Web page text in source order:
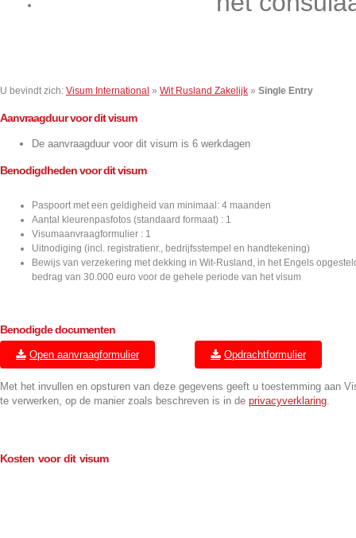
U bevindt zich: Visum International » Wit Rusland Zakelijk » Single Entry
Aanvraagduur voor dit visum
De aanvraagduur voor dit visum is 6 werkdagen
Benodigdheden voor dit visum
Paspoort met een geldigheid van minimaal: 4 maanden
Aantal kleurenpasfotos (standaard formaat) : 1
Visumaanvraagformulier : 1
Uitnodiging (incl. registratienr., bedrijfsstempel en handtekening)
Bewijs van verzekering met dekking in Wit-Rusland, in het Engels
bedrag van 30.000 euro voor de gehele periode van het visum
Benodigde documenten
Open aanvraagformulier Opdrachtformulier
Met het invullen en opsturen van deze gegevens geeft u toestemming aan
te verwerken, op de manier zoals beschreven is in de privacyverklaring.
Kosten voor dit visum